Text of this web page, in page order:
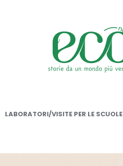
LABORATORI/VISITE PER LE SCUOLE